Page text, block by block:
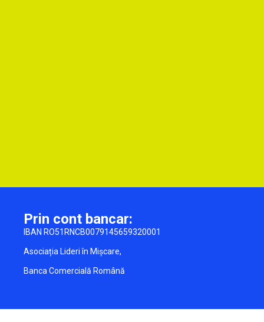
Prin cont bancar:
IBAN RO51RNCB0079145659320001
Asociația Lideri în Mișcare,
Banca Comercială Română